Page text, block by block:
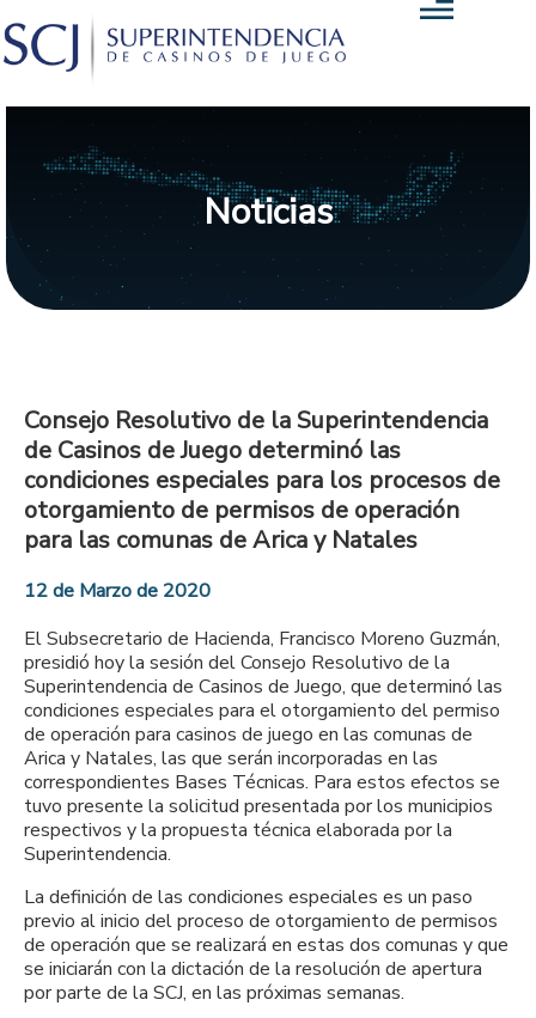
Noticias
Consejo Resolutivo de la Superintendencia
de Casinos de Juego determinó las
condiciones especiales para los procesos de
otorgamiento de permisos de operación
para las comunas de Arica y Natales
12 de Marzo de 2020
El Subsecretario de Hacienda, Francisco Moreno Guzmán,
presidió hoy la sesión del Consejo Resolutivo de la
Superintendencia de Casinos de Juego, que determinó las
condiciones especiales para el otorgamiento del permiso
de operación para casinos de juego en las comunas de
Arica y Natales, las que serán incorporadas en las
correspondientes Bases Técnicas. Para estos efectos se
tuvo presente la solicitud presentada por los municipios
respectivos y la propuesta técnica elaborada por la
Superintendencia.
La definición de las condiciones especiales es un paso
previo al inicio del proceso de otorgamiento de permisos
de operación que se realizará en estas dos comunas y que
se iniciarán con la dictación de la resolución de apertura
por parte de la SCJ, en las próximas semanas.